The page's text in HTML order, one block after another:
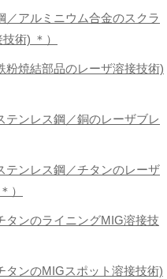
／アルミニウム合金のスクラ
術) ＊）
粉焼結部品のレーザ溶接技術)
テンレス鋼／銅のレーザブレ
テンレス鋼／チタンのレーザ
）
タンのライニングMIG溶接技
タンのMIGスポット溶接技術)